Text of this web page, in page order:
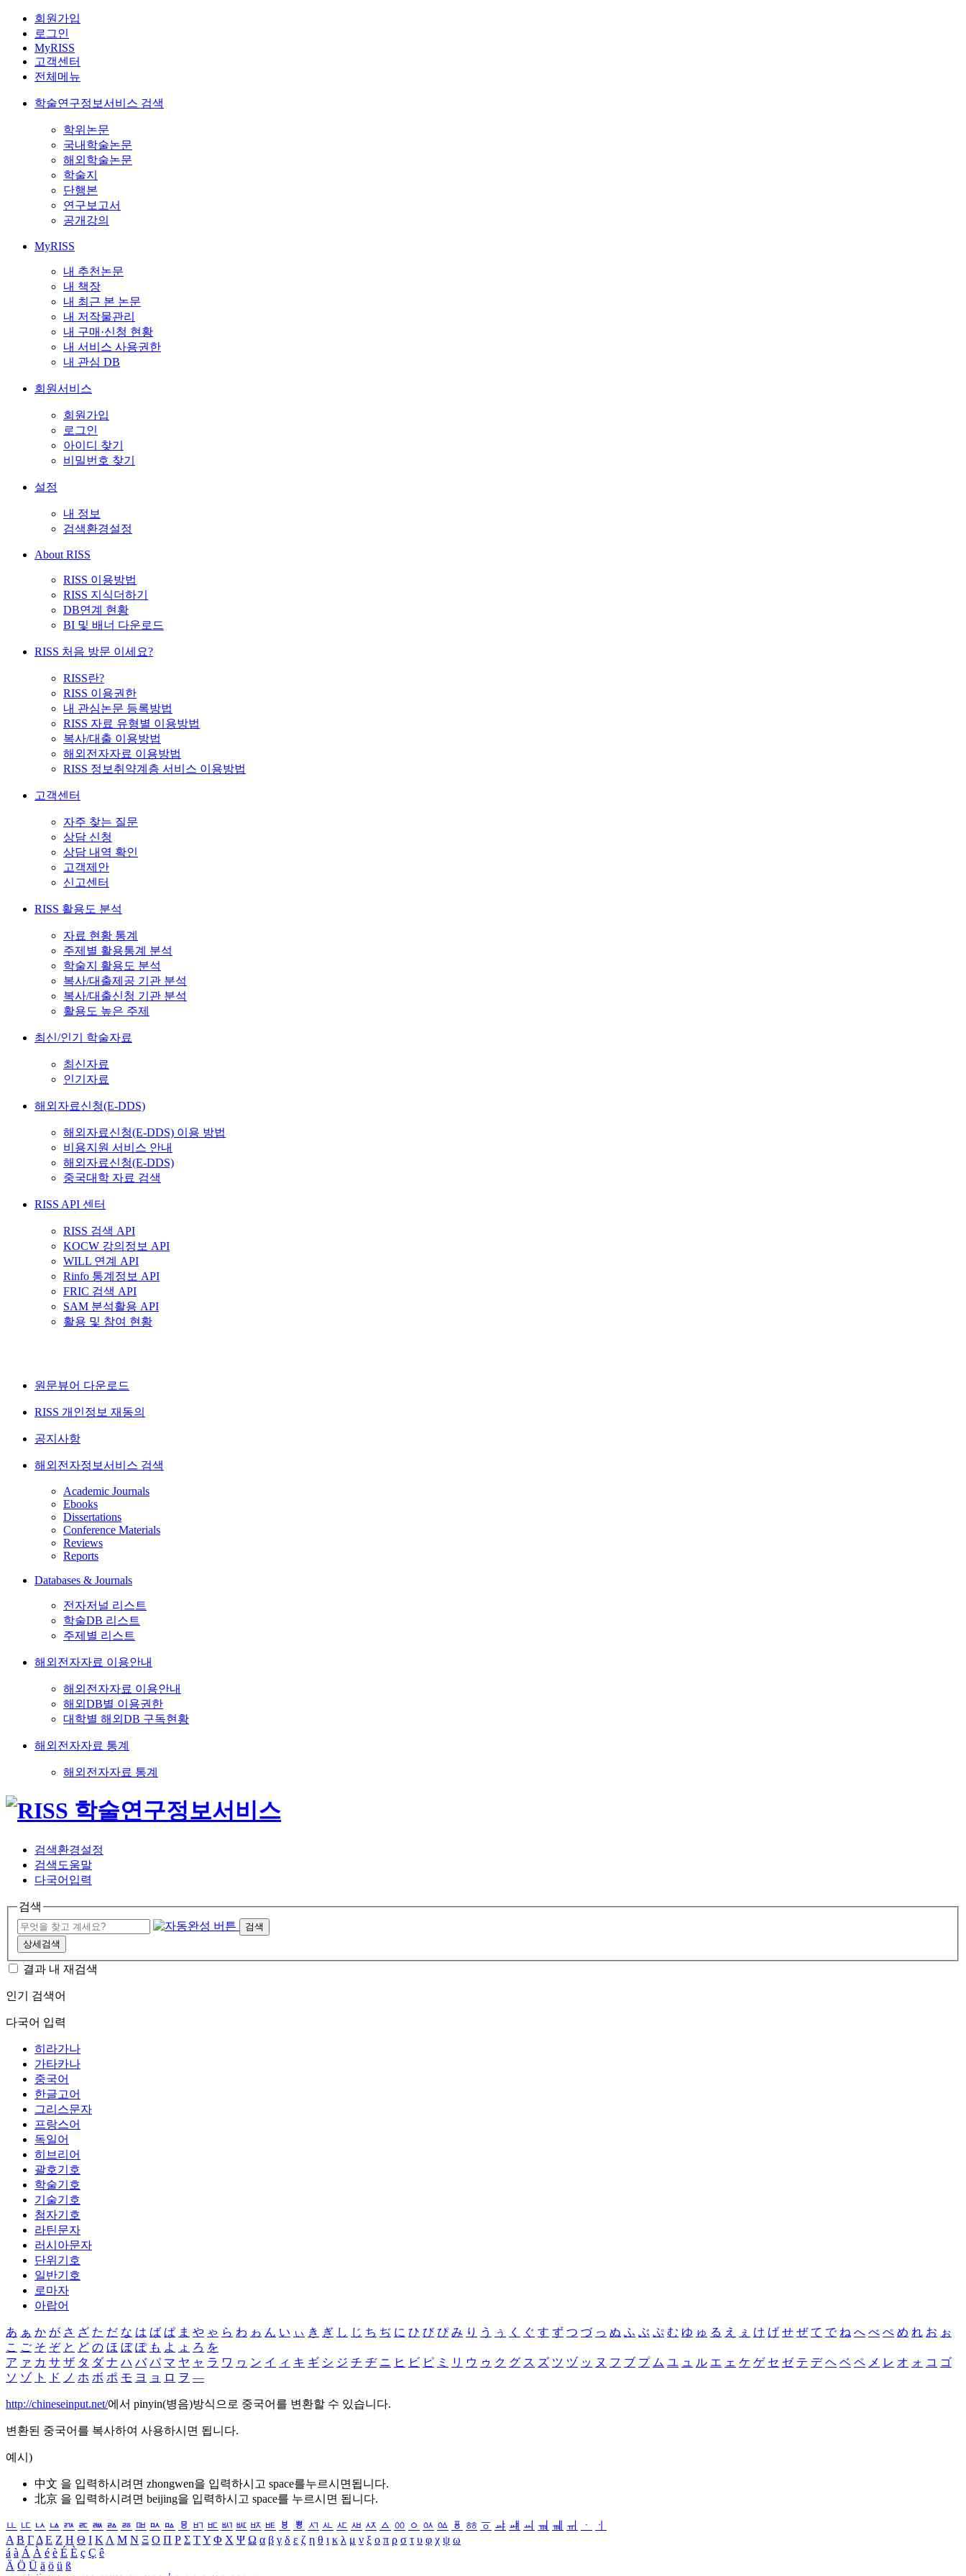
회원가입
로그인
MyRISS
고객센터
전체메뉴
학술연구정보서비스 검색
학위논문
국내학술논문
해외학술논문
학술지
단행본
연구보고서
공개강의
MyRISS
내 추천논문
내 책장
내 최근 본 논문
내 저작물관리
내 구매·신청 현황
내 서비스 사용권한
내 관심 DB
회원서비스
회원가입
로그인
아이디 찾기
비밀번호 찾기
설정
내 정보
검색환경설정
About RISS
RISS 이용방법
RISS 지식더하기
DB연계 현황
BI 및 배너 다운로드
RISS 처음 방문 이세요?
RISS란?
RISS 이용권한
내 관심논문 등록방법
RISS 자료 유형별 이용방법
복사/대출 이용방법
해외전자자료 이용방법
RISS 정보취약계층 서비스 이용방법
고객센터
자주 찾는 질문
상담 신청
상담 내역 확인
고객제안
신고센터
RISS 활용도 분석
자료 현황 통계
주제별 활용통계 분석
학술지 활용도 분석
복사/대출제공 기관 분석
복사/대출신청 기관 분석
활용도 높은 주제
최신/인기 학술자료
최신자료
인기자료
해외자료신청(E-DDS)
해외자료신청(E-DDS) 이용 방법
비용지원 서비스 안내
해외자료신청(E-DDS)
중국대학 자료 검색
RISS API 센터
RISS 검색 API
KOCW 강의정보 API
WILL 연계 API
Rinfo 통계정보 API
FRIC 검색 API
SAM 분석활용 API
활용 및 참여 현황
원문뷰어 다운로드
RISS 개인정보 재동의
공지사항
해외전자정보서비스 검색
Academic Journals
Ebooks
Dissertations
Conference Materials
Reviews
Reports
Databases & Journals
전자저널 리스트
학술DB 리스트
주제별 리스트
해외전자자료 이용안내
해외전자자료 이용안내
해외DB별 이용권한
대학별 해외DB 구독현황
해외전자자료 통계
해외전자자료 통계
검색환경설정
검색도움말
다국어입력
검색
검색
상세검색
결과 내 재검색
인기 검색어
다국어 입력
히라가나
가타카나
중국어
한글고어
그리스문자
프랑스어
독일어
히브리어
괄호기호
학술기호
기술기호
첨자기호
라틴문자
러시아문자
단위기호
일반기호
로마자
아랍어
あ ぁ か が さ ざ た だ な は ば ぱ ま や ゃ ら わ ゎ ん い ぃ き ぎ し じ ち ぢ に ひ び ぴ み り う ぅ く ぐ す ず つ づ っ ぬ ふ ぶ ぷ む ゆ ゅ る え ぇ け げ せ ぜ て で ね へ べ ぺ め れ お ぉ
こ ご そ ぞ と ど の ほ ぼ ぽ も よ ょ ろ を
ア ァ カ サ ザ タ ダ ナ ハ バ パ マ ヤ ャ ラ ワ ヮ ン イ ィ キ ギ シ ジ チ ヂ ニ ヒ ビ ピ ミ リ ウ ゥ ク グ ス ズ ツ ヅ ッ ヌ フ ブ プ ム ユ ュ ル エ ェ ケ ゲ セ ゼ テ デ ヘ ベ ペ メ レ オ ォ コ ゴ
ソ ゾ ト ド ノ ホ ボ ポ モ ヨ ョ ロ ヲ ―
http://chineseinput.net/에서 pinyin(병음)방식으로 중국어를 변환할 수 있습니다.
변환된 중국어를 복사하여 사용하시면 됩니다.
예시)
中文 을 입력하시려면 zhongwen을 입력하시고 space를누르시면됩니다.
北京 을 입력하시려면 beijing을 입력하시고 space를 누르시면 됩니다.
ㅥ ㅦ ㅧ ㅨ ㅩ ㅪ ㅫ ㅬ ㅭ ㅮ ㅯ ㅰ ㅱ ㅲ ㅳ ㅴ ㅵ ㅶ ㅷ ㅸ ㅹ ㅺ ㅻ ㅼ ㅽ ㅾ ㅿ ㆀ ㆁ ㆂ ㆃ ㆄ ㆅ ㆆ ㆇ ㆈ ㆉ ㆊ ㆋ ㆌ ㆍ
ㆎ
Α Β ΓΔ Ε Ζ Η Θ Ι ΚΛ Μ Ν Ξ Ο Π Ρ Σ ΤΥ Φ Χ Ψ Ω α β γ δ ε ζ η θ ι κ λ μ ν ξ ο π ρ σ τ υ φ χ ψ ω
á à Á À é è É È ç Ç ê
Ä Ö Ü ä ö ü ß